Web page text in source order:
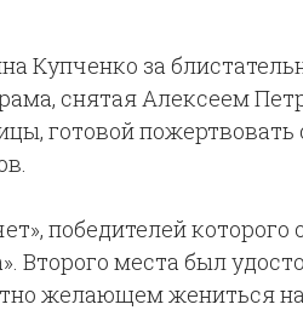
Купченко за
снятая Алексеем
готовой
победителей
Второго места был
желающем жениться